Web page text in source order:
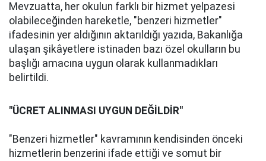
Mevzuatta, her okulun farklı bir hizmet yelpazesi
olabileceğinden hareketle, "benzeri hizmetler"
ifadesinin yer aldığının aktarıldığı yazıda, Bakanlığa
ulaşan şikâyetlere istinaden bazı özel okulların bu
başlığı amacına uygun olarak kullanmadıkları
belirtildi.
"ÜCRET ALINMASI UYGUN DEĞİLDİR"
"Benzeri hizmetler" kavramının kendisinden önceki
hizmetlerin benzerini ifade ettiği ve somut bir